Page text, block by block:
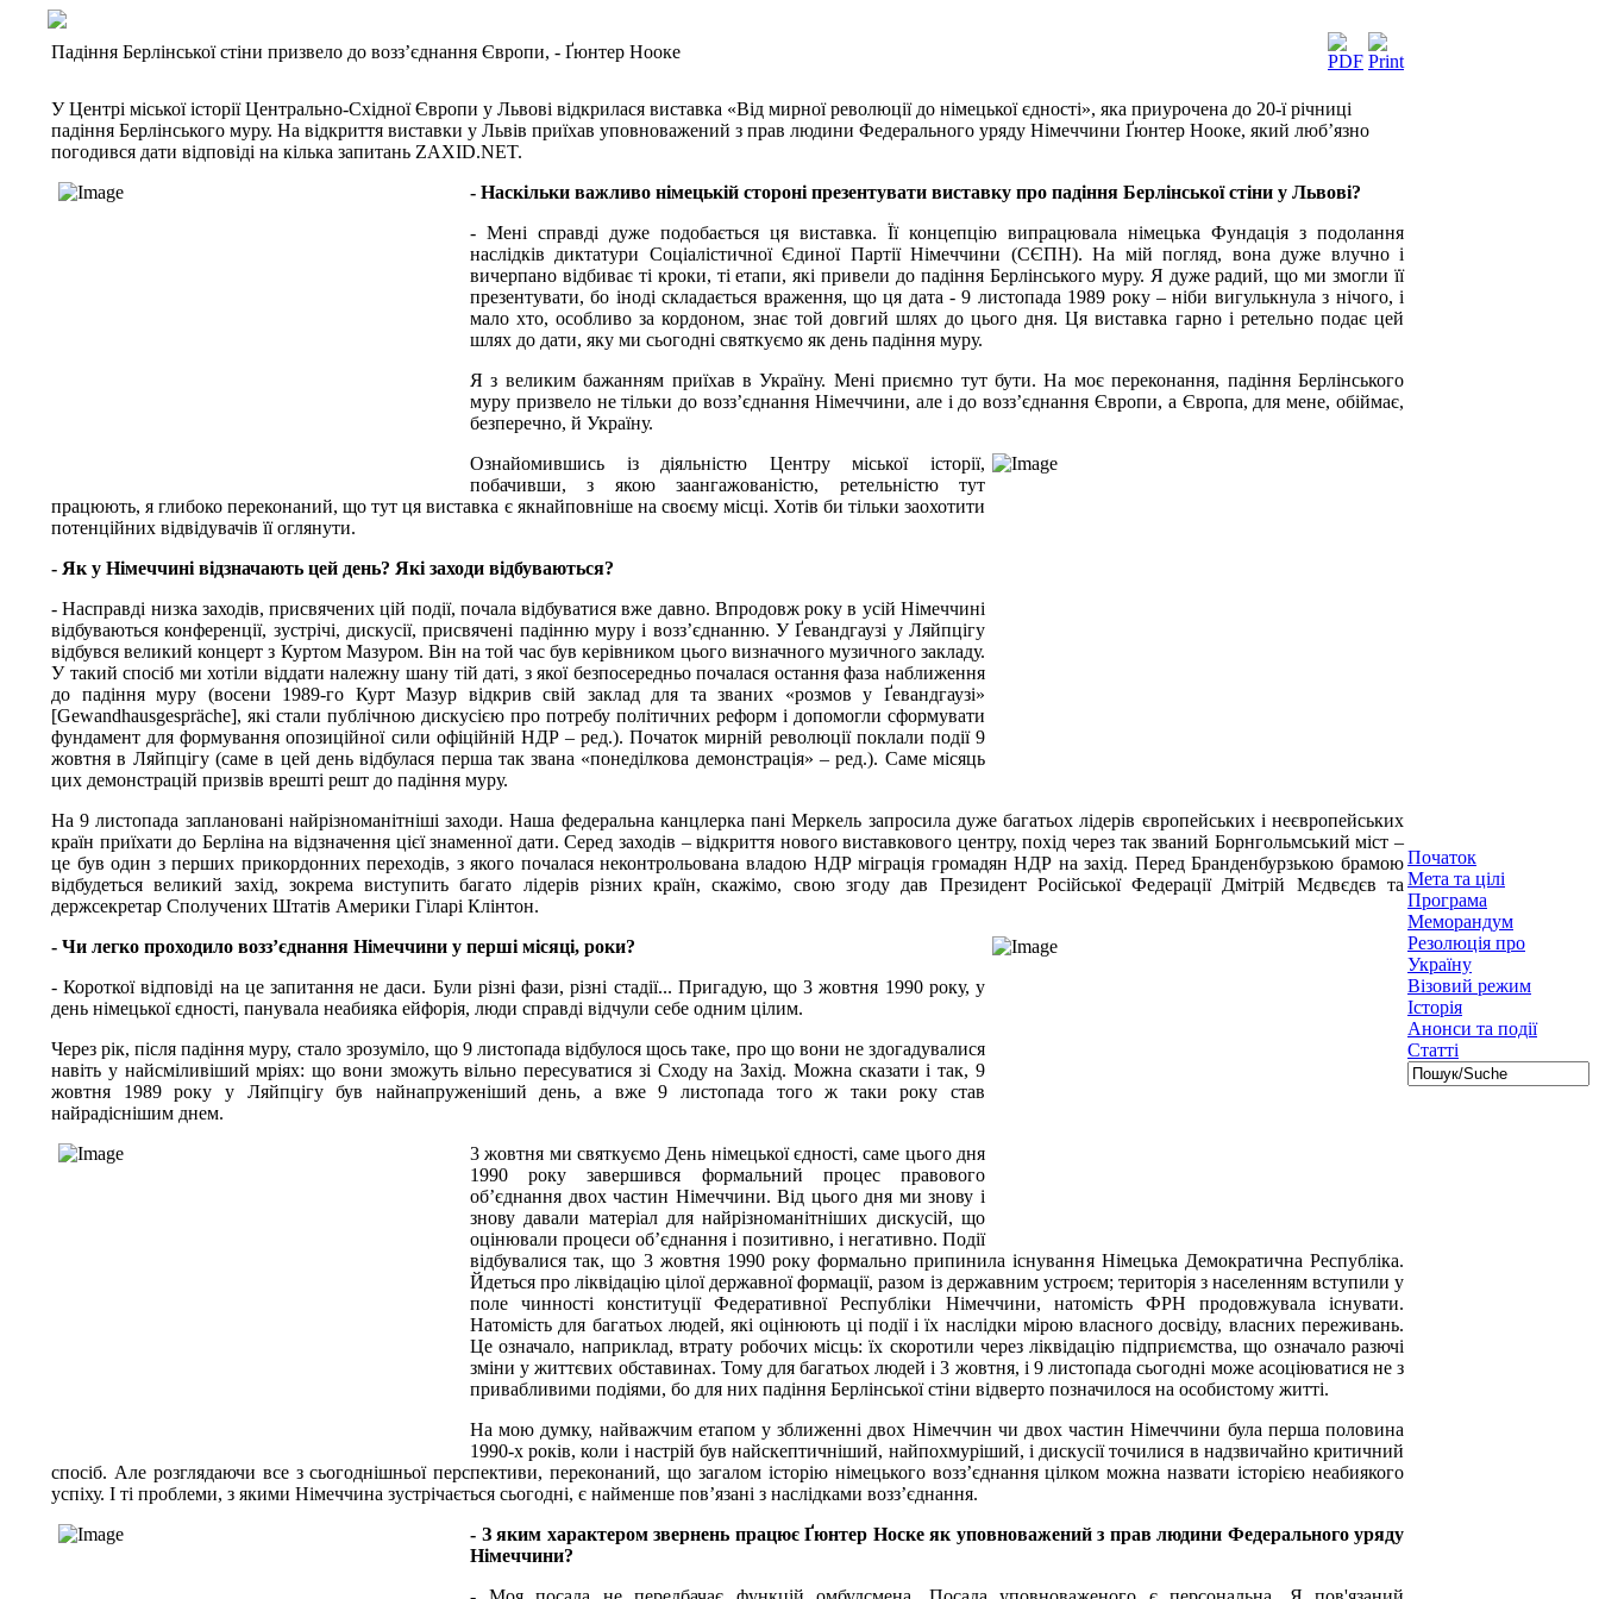
Падіння Берлінської стіни призвело до возз’єднання Європи, - Ґюнтер Нооке
У Центрі міської історії Центрально-Східної Європи у Львові відкрилася виставка «Від мирної революції до німецької єдності», яка приурочена до 20-ї річниці
падіння Берлінського муру. На відкриття виставки у Львів приїхав уповноважений з прав людини Федерального уряду Німеччини Ґюнтер Нооке, який люб’язно
погодився дати відповіді на кілька запитань ZAXID.NET.
- Наскільки важливо німецькій стороні презентувати виставку про падіння Берлінської стіни у Львові?
- Мені справді дуже подобається ця виставка. Її концепцію випрацювала німецька Фундація з подолання
наслідків диктатури Соціалістичної Єдиної Партії Німеччини (СЄПН). На мій погляд, вона дуже влучно і
вичерпано відбиває ті кроки, ті етапи, які привели до падіння Берлінського муру. Я дуже радий, що ми змогли її
презентувати, бо іноді складається враження, що ця дата - 9 листопада 1989 року – ніби вигулькнула з нічого, і
мало хто, особливо за кордоном, знає той довгий шлях до цього дня. Ця виставка гарно і ретельно подає цей
шлях до дати, яку ми сьогодні святкуємо як день падіння муру.
Я з великим бажанням приїхав в Україну. Мені приємно тут бути. На моє переконання, падіння Берлінського
муру призвело не тільки до возз’єднання Німеччини, але і до возз’єднання Європи, а Європа, для мене, обіймає,
безперечно, й Україну.
Ознайомившись із діяльністю Центру міської історії,
побачивши, з якою заангажованістю, ретельністю тут
працюють, я глибоко переконаний, що тут ця виставка є якнайповніше на своєму місці. Хотів би тільки заохотити
потенційних відвідувачів її оглянути.
- Як у Німеччині відзначають цей день? Які заходи відбуваються?
- Насправді низка заходів, присвячених цій події, почала відбуватися вже давно. Впродовж року в усій Німеччині
відбуваються конференції, зустрічі, дискусії, присвячені падінню муру і возз’єднанню. У Ґевандгаузі у Ляйпцігу
відбувся великий концерт з Куртом Мазуром. Він на той час був керівником цього визначного музичного закладу.
У такий спосіб ми хотіли віддати належну шану тій даті, з якої безпосередньо почалася остання фаза наближення
до падіння муру (восени 1989-го Курт Мазур відкрив свій заклад для та званих «розмов у Ґевандгаузі»
[Gewandhausgespräche], які стали публічною дискусією про потребу політичних реформ і допомогли сформувати
фундамент для формування опозиційної сили офіційній НДР – ред.). Початок мирній революції поклали події 9
жовтня в Ляйпцігу (саме в цей день відбулася перша так звана «понеділкова демонстрація» – ред.). Саме місяць
цих демонстрацій призвів врешті решт до падіння муру.
На 9 листопада заплановані найрізноманітніші заходи. Наша федеральна канцлерка пані Меркель запросила дуже багатьох лідерів європейських і неєвропейських
країн приїхати до Берліна на відзначення цієї знаменної дати. Серед заходів – відкриття нового виставкового центру, похід через так званий Борнгольмський міст –
це був один з перших прикордонних переходів, з якого почалася неконтрольована владою НДР міграція громадян НДР на захід. Перед Бранденбурзькою брамою
відбудеться великий захід, зокрема виступить багато лідерів різних країн, скажімо, свою згоду дав Президент Російської Федерації Дмітрій Мєдвєдєв та
держсекретар Сполучених Штатів Америки Гіларі Клінтон.
- Чи легко проходило возз’єднання Німеччини у перші місяці, роки?
- Короткої відповіді на це запитання не даси. Були різні фази, різні стадії... Пригадую, що 3 жовтня 1990 року, у
день німецької єдності, панувала неабияка ейфорія, люди справді відчули себе одним цілим.
Через рік, після падіння муру, стало зрозуміло, що 9 листопада відбулося щось таке, про що вони не здогадувалися
навіть у найсміливіший мріях: що вони зможуть вільно пересуватися зі Сходу на Захід. Можна сказати і так, 9
жовтня 1989 року у Ляйпцігу був найнапруженіший день, а вже 9 листопада того ж таки року став
найрадіснішим днем.
3 жовтня ми святкуємо День німецької єдності, саме цього дня
1990 року завершився формальний процес правового
об’єднання двох частин Німеччини. Від цього дня ми знову і
знову давали матеріал для найрізноманітніших дискусій, що
оцінювали процеси об’єднання і позитивно, і негативно. Події
відбувалися так, що 3 жовтня 1990 року формально припинила існування Німецька Демократична Республіка.
Йдеться про ліквідацію цілої державної формації, разом із державним устроєм; територія з населенням вступили у
поле чинності конституції Федеративної Республіки Німеччини, натомість ФРН продовжувала існувати.
Натомість для багатьох людей, які оцінюють ці події і їх наслідки мірою власного досвіду, власних переживань.
Це означало, наприклад, втрату робочих місць: їх скоротили через ліквідацію підприємства, що означало разючі
зміни у життєвих обставинах. Тому для багатьох людей і 3 жовтня, і 9 листопада сьогодні може асоціюватися не з
привабливими подіями, бо для них падіння Берлінської стіни відверто позначилося на особистому житті.
На мою думку, найважчим етапом у зближенні двох Німеччин чи двох частин Німеччини була перша половина
1990-х років, коли і настрій був найскептичніший, найпохмуріший, і дискусії точилися в надзвичайно критичний
спосіб. Але розглядаючи все з сьогоднішньої перспективи, переконаний, що загалом історію німецького возз’єднання цілком можна назвати історією неабиякого
успіху. І ті проблеми, з якими Німеччина зустрічається сьогодні, є найменше пов’язані з наслідками возз’єднання.
- З яким характером звернень працює Ґюнтер Носке як уповноважений з прав людини Федерального уряду
Німеччини?
Початок
Мета та цілі
Програма
Меморандум
Резолюція про
Україну
Візовий режим
Історія
Анонси та події
Статті